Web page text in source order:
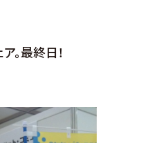
。最終日！